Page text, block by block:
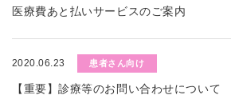
医療費あと払いサービスのご案内
2020.06.23 患者さん向け
【重要】診療等のお問い合わせについて